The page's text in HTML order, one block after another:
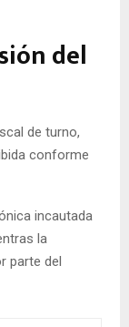
del
de turno,
conforme
incautada
la
parte del